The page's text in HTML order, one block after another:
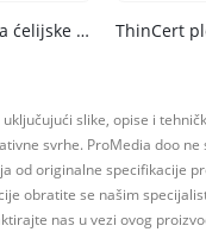
Valjkaste boce za ćelijske i tkivne kulture
slike, opise i
svrhe. ProMedia doo ne
od originalne specifikacije
obratite se našim
nas u vezi ovog